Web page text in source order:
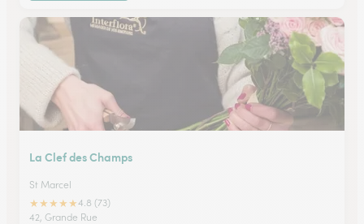
La Clef des Champs
St Marcel
★★★★★4.8 (73)
42, Grande Rue